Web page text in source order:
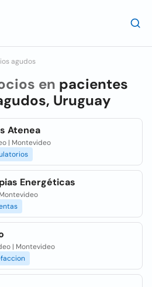
agudos
en pacientes
Uruguay
Atenea
| Montevideo
Energéticas
| Montevideo